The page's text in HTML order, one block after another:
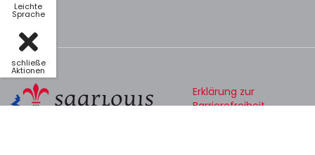
Leichte
Sprache
schließe
Aktionen
Erklärung zur
Barrierefreiheit